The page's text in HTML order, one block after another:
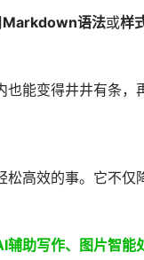
Markdown语法或样
能变得井井有条，
松高效的事。它不
辅助写作、图片智能